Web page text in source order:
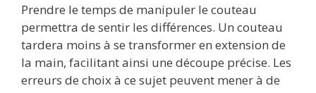
Prendre le temps de manipuler le couteau
permettra de sentir les différences. Un couteau
tardera moins à se transformer en extension de
la main, facilitant ainsi une découpe précise. Les
erreurs de choix à ce sujet peuvent mener à de